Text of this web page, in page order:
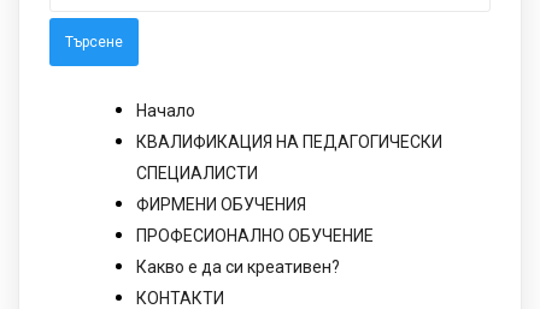
Начало
КВАЛИФИКАЦИЯ НА ПЕДАГОГИЧЕСКИ
СПЕЦИАЛИСТИ
ФИРМЕНИ ОБУЧЕНИЯ
ПРОФЕСИОНАЛНО ОБУЧЕНИЕ
Какво е да си креативен?
КОНТАКТИ